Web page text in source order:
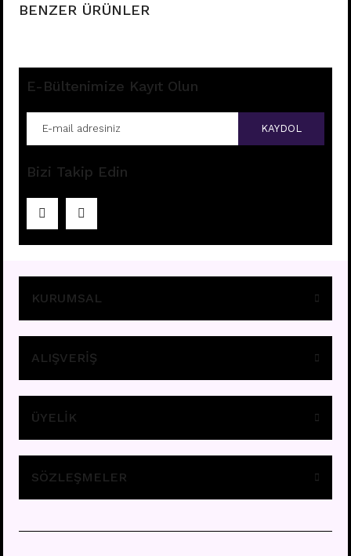
BENZER ÜRÜNLER
Fiyatları görebilmek içinüye girişi yapınız.
E-Bültenimize Kayıt Olun
KAYDOL
Bizi Takip Edin
KURUMSAL
ALIŞVERİŞ
ÜYELİK
SÖZLEŞMELER